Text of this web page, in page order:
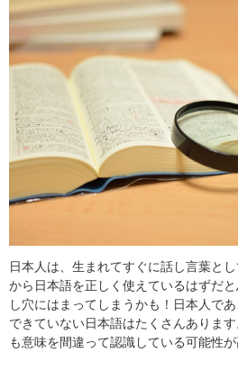
お金
掃除
マナー
趣味
食材辞典
日本人は、生まれてすぐに話し言葉と
から日本語を正しく使えているはずだ
し穴にはまってしまうかも！日本人で
できていない日本語はたくさんありま
も意味を間違って認識している可能性